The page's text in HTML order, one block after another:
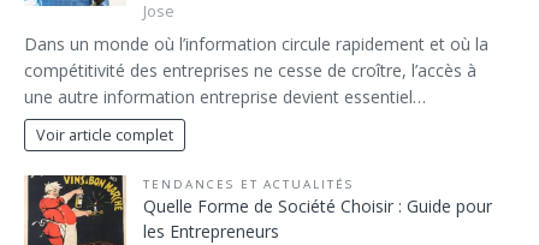
Jose
Dans un monde où l’information circule rapidement et où la
compétitivité des entreprises ne cesse de croître, l’accès à
une autre information entreprise devient essentiel…
Voir article complet
TENDANCES ET ACTUALITÉS
Quelle Forme de Société Choisir : Guide pour
les Entrepreneurs